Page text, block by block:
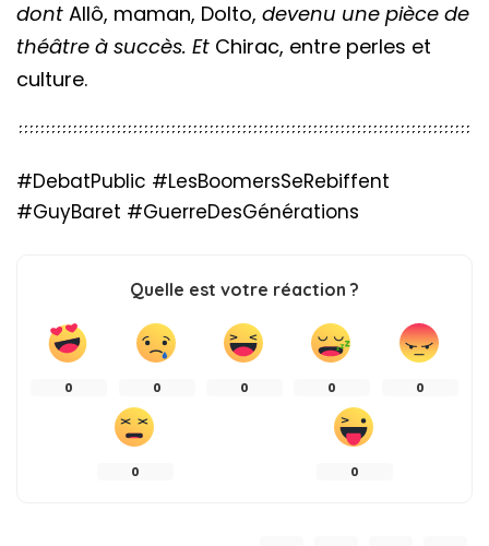
dont Allô, maman, Dolto, devenu une pièce de
théâtre à succès. Et Chirac, entre perles et
culture.
#DebatPublic #LesBoomersSeRebiffent
#GuyBaret #GuerreDesGénérations
Quelle est votre réaction ?
0 0 0 0 0
0 0